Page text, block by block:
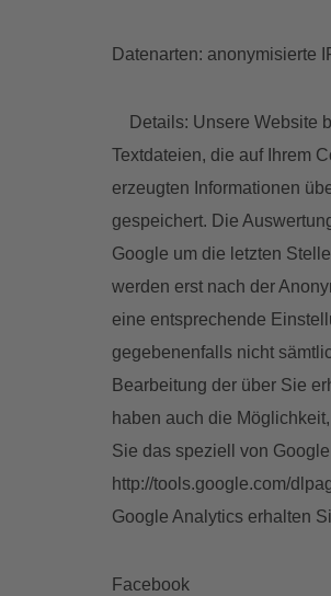
Datenarten: anonymisierte
Details: Unsere Website
Textdateien, die auf Ihrem
erzeugten Informationen
gespeichert. Die
Google um die letzten
werden erst nach der
eine entsprechende
gegebenenfalls nicht
Bearbeitung der über Sie
haben auch die
Sie das speziell von
http://tools.google.com/
Google Analytics erhalten
Facebook